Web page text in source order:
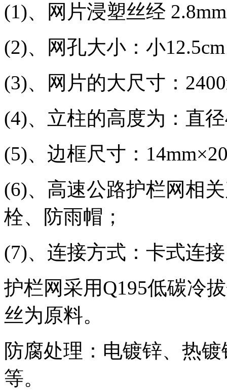
(1)、网片浸塑丝经
(2)、网孔大小：小
(3)、网片的大尺寸：
(4)、立柱的高度为：直
(5)、边框尺寸：
(6)、高速公路护栏网相
栓、防雨帽；
(7)、连接方式：卡式连
护栏网采用Q195低碳冷
丝为原料。
防腐处理：电镀锌、热
等。